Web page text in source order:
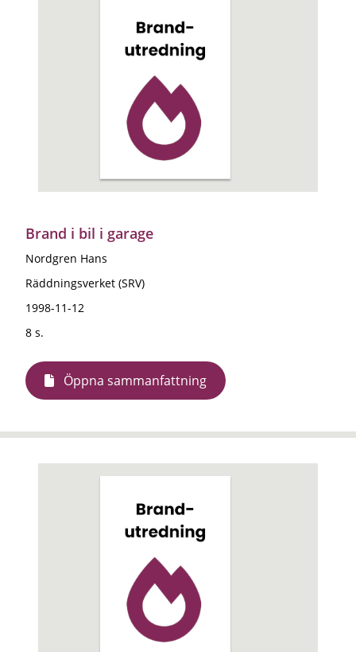
Brand i bil i garage
Nordgren Hans
Räddningsverket (SRV)
1998-11-12
8 s.
Öppna sammanfattning